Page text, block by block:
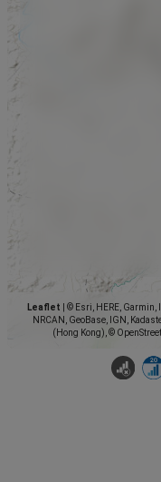
Leaflet
© Esri, HERE, Garmin,
NRCAN, GeoBase, IGN,
(Hong Kong), ©